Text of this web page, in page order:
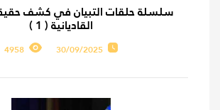
سلسلة حلقات التبيان في كشف
القاديانية ( 1 )
30/09/2025
4958